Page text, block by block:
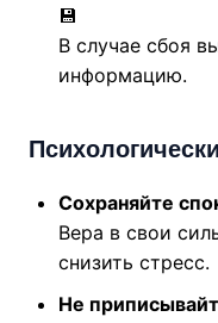
💾
В случае сбоя
информацию.
Сохраняйте
Вера в свои
снизить стресс.
Не